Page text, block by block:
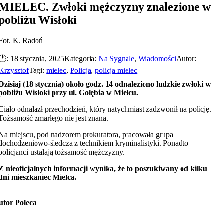
Zwłoki mężczyzny znalezione w
Wisłoki
K. Radoń
18 stycznia, 2025Kategoria:Na Sygnale,WiadomościAutor:
Tagi:mielec,Policja,policja mielec
(18 stycznia) około godz. 14 odnaleziono ludzkie zwłoki w
Wisłoki przy ul. Gołębia w Mielcu.
odnalazł przechodzień, który natychmiast zadzwonił na policję.
zmarłego nie jest znana.
miejscu, pod nadzorem prokuratora, pracowała grupa
śledcza z technikiem kryminalistyki. Ponadto
ustalają tożsamość mężczyzny.
nieoficjalnych informacji wynika, że to poszukiwany od kilku
mieszkaniec Mielca.
Poleca